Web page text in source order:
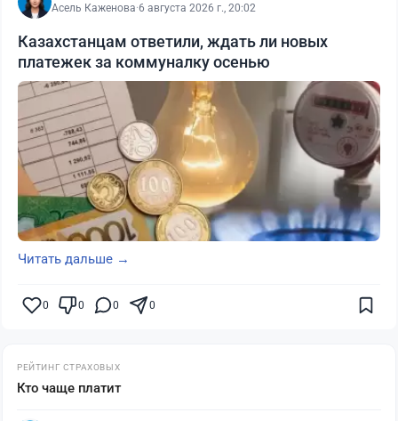
Асель Каженова·6 августа 2026 г., 20:02
Казахстанцам ответили, ждать ли новых
платежек за коммуналку осенью
Читать дальше →
0 0 0 0
РЕЙТИНГ СТРАХОВЫХ
Кто чаще платит